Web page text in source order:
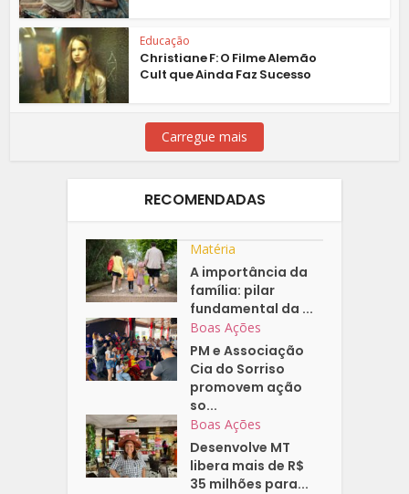
Educação
Christiane F: O Filme Alemão
Cult que Ainda Faz Sucesso
Carregue mais
RECOMENDADAS
Matéria
A importância da
família: pilar
fundamental da ...
Boas Ações
PM e Associação
Cia do Sorriso
promovem ação
so...
Boas Ações
Desenvolve MT
libera mais de R$
35 milhões para...